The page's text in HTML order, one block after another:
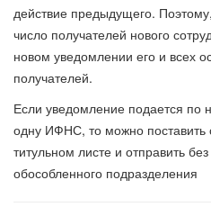
действие предыдущего.
число получателей нового
новом уведомлении его и всех
получателей.
Если уведомление подается по
одну ИФНС, то можно поставить
титульном листе и отправить
обособленного подразделения